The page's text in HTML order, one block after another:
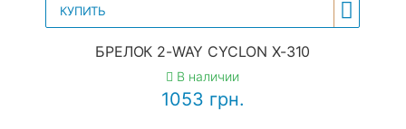
КУПИТЬ
БРЕЛОК 2-WAY CYCLON X-310
В наличии
1053 грн.